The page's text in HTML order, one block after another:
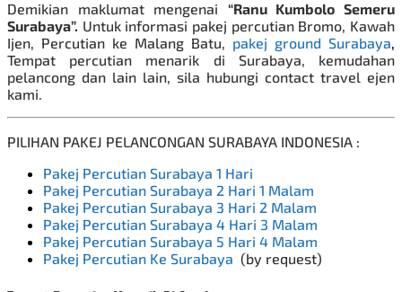
Demikian maklumat mengenai “Ranu Kumbolo Semeru
Surabaya”. Untuk informasi pakej percutian Bromo, Kawah
Ijen, Percutian ke Malang Batu, pakej ground Surabaya,
Tempat percutian menarik di Surabaya, kemudahan
pelancong dan lain lain, sila hubungi contact travel ejen
kami.
PILIHAN PAKEJ PELANCONGAN SURABAYA INDONESIA :
Pakej Percutian Surabaya 1 Hari
Pakej Percutian Surabaya 2 Hari 1 Malam
Pakej Percutian Surabaya 3 Hari 2 Malam
Pakej Percutian Surabaya 4 Hari 3 Malam
Pakej Percutian Surabaya 5 Hari 4 Malam
Pakej Percutian Ke Surabaya (by request)